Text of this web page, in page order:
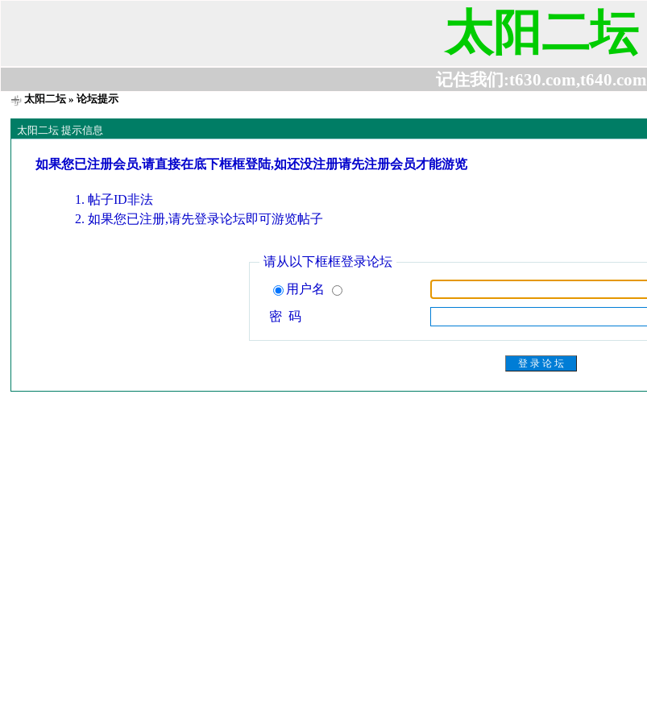
太阳二坛
记住我们:t630.com,t640.com
太阳二坛» 论坛提示
太阳二坛 提示信息
如果您已注册会员,请直接在底下框框登陆,如还没注册请先注册会员才能游览
帖子ID非法
如果您已注册,请先登录论坛即可游览帖子
请从以下框框登录论坛
用户名
密 码